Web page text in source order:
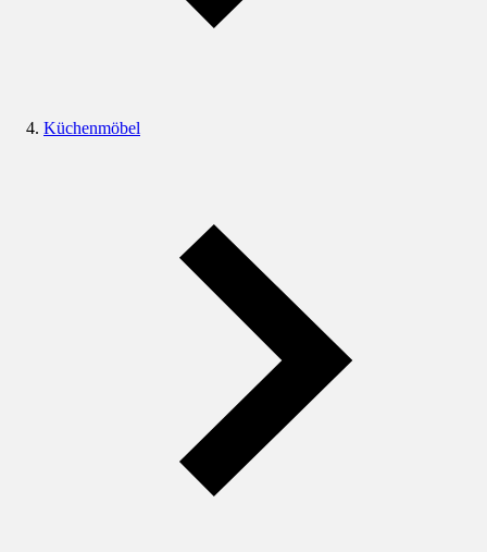
Küchenmöbel